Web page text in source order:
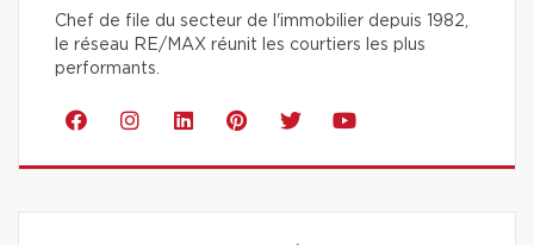
Chef de file du secteur de l'immobilier depuis 1982,
le réseau RE/MAX réunit les courtiers les plus
performants.